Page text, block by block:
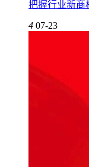
把握行业新商
4 07-23